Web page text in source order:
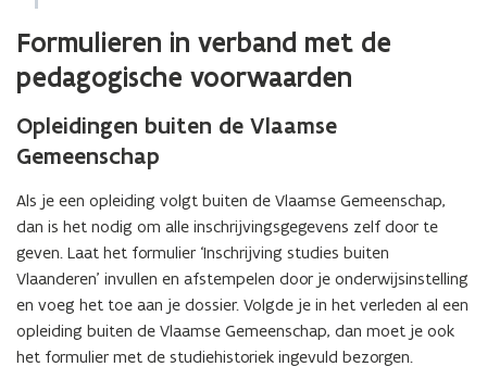
Formulieren in verband met de
pedagogische voorwaarden
Opleidingen buiten de Vlaamse
Gemeenschap
Als je een opleiding volgt buiten de Vlaamse Gemeenschap,
dan is het nodig om alle inschrijvingsgegevens zelf door te
geven. Laat het formulier ‘Inschrijving studies buiten
Vlaanderen’ invullen en afstempelen door je onderwijsinstelling
en voeg het toe aan je dossier. Volgde je in het verleden al een
opleiding buiten de Vlaamse Gemeenschap, dan moet je ook
het formulier met de studiehistoriek ingevuld bezorgen.